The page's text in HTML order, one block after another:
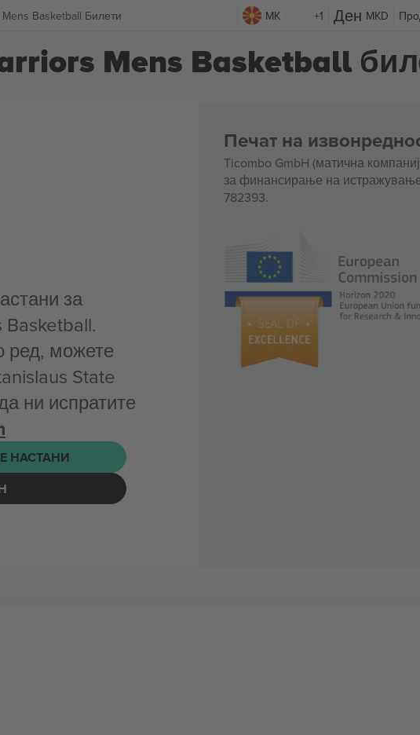
Basketball Билети MK +1 MKD
Mens Basketball
за
Basketball.
ред, можете
State
ни испратите
НАСТАНИ
Печат на
Ticombo GmbH (матична
за финансирање на
782393.